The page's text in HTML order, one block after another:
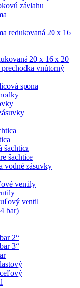
závlahu
redukovaná 20 x 16
20 x 16 x 20
vnútorný
spona
šachtica
šachtice
vodné zásuvky
ventily
ventil
bar)
2“
3“